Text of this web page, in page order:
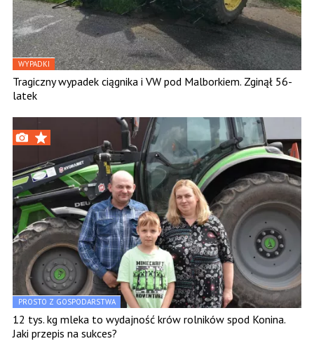
WYPADKI
Tragiczny wypadek ciągnika i VW pod Malborkiem. Zginął 56-
latek
PROSTO Z GOSPODARSTWA
12 tys. kg mleka to wydajność krów rolników spod Konina.
Jaki przepis na sukces?